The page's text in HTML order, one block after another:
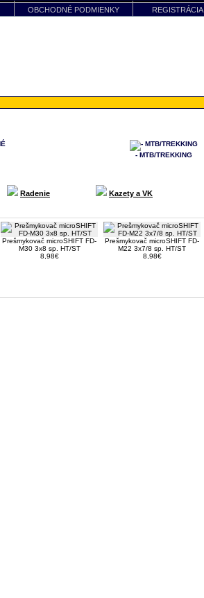
OBCHODNÉ PODMIENKY REGISTRÁCIA
- MTB/TREKKING
Radenie Kazety a VK
Prešmykovač microSHIFT FD-
M30 3x8 sp. HT/ST
8,98€
Prešmykovač microSHIFT FD-
M22 3x7/8 sp. HT/ST
8,98€